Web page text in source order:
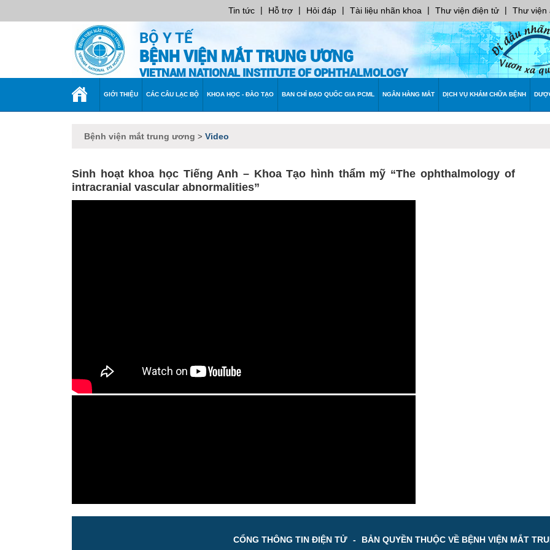
Tin tức | Hỗ trợ | Hỏi đáp | Tài liệu nhãn khoa | Thư viện điện tử | Thư viện
BỘ Y TẾ
BỆNH VIỆN MẮT TRUNG ƯƠNG
VIETNAM NATIONAL INSTITUTE OF OPHTHALMOLOGY
TRANG GIỚI THIỆU CÁC CÂU LẠC BỘ KHOA HỌC - ĐÀO TẠO BAN CHỈ ĐẠO QUỐC GIA PCML NGÂN HÀNG MẮT DỊCH VỤ KHÁM CHỮA BỆNH
Bệnh viện mắt trung ương > Video
Sinh hoạt khoa học Tiếng Anh – Khoa Tạo hình thẩm mỹ “The ophthalmology of
intracranial vascular abnormalities”
CỔNG THÔNG TIN ĐIỆN TỬ - BẢN QUYỀN THUỘC VỀ BỆNH VIỆN MẮT